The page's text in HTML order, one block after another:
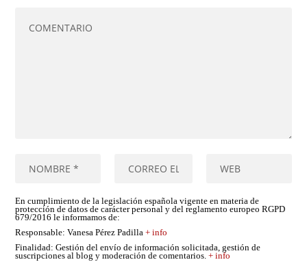
En cumplimiento de la legislación española vigente en materia de
protección de datos de carácter personal y del reglamento europeo RGPD
679/2016 le informamos de:
Responsable: Vanesa Pérez Padilla+ info
Finalidad: Gestión del envío de información solicitada, gestión de
suscripciones al blog y moderación de comentarios.+ info